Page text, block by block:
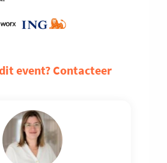
event? Contacteer